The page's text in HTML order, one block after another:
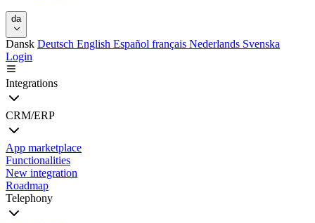
da
Dansk Deutsch English Español français Nederlands Svenska
Login
Integrations
CRM/ERP
App marketplace
Functionalities
New integration
Roadmap
Telephony